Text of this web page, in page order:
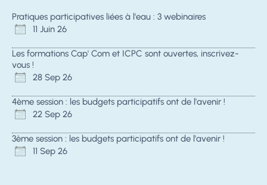
Pratiques participatives liées à l'eau : 3 webinaires
11 Juin 26
Les formations Cap' Com et ICPC sont ouvertes, inscrivez-
vous !
28 Sep 26
4ème session : les budgets participatifs ont de l'avenir !
22 Sep 26
3ème session : les budgets participatifs ont de l'avenir !
11 Sep 26